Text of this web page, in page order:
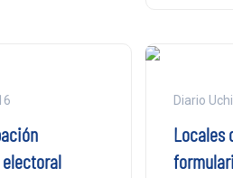
Diario
Locales